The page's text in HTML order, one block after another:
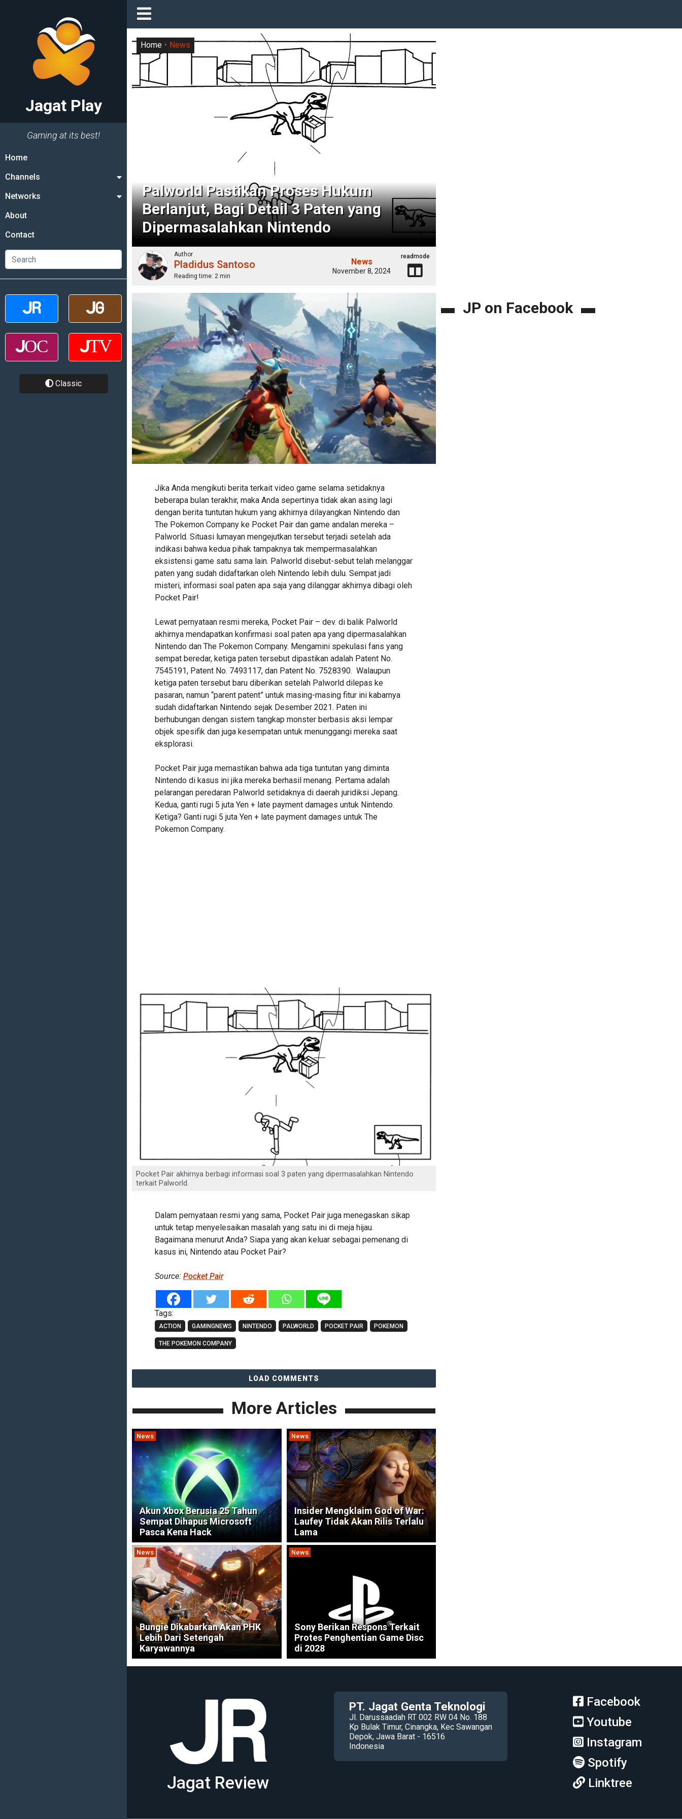
Jagat Play
Gaming at its best!
Home
Channels
Networks
About
Contact
Classic
Palworld Pastikan Proses Hukum
Berlanjut, Bagi Detail 3 Paten yang
Dipermasalahkan Nintendo
Home News
Author
Pladidus Santoso
Reading time: 2 min
News
November 8, 2024
readmode
Jika Anda mengikuti berita terkait video game selama setidaknya
beberapa bulan terakhir, maka Anda sepertinya tidak akan asing lagi
dengan berita tuntutan hukum yang akhirnya dilayangkan Nintendo dan
The Pokemon Company ke Pocket Pair dan game andalan mereka –
Palworld. Situasi lumayan mengejutkan tersebut terjadi setelah ada
indikasi bahwa kedua pihak tampaknya tak mempermasalahkan
eksistensi game satu sama lain. Palworld disebut-sebut telah melanggar
paten yang sudah didaftarkan oleh Nintendo lebih dulu. Sempat jadi
misteri, informasi soal paten apa saja yang dilanggar akhirnya dibagi oleh
Pocket Pair!
Lewat pernyataan resmi mereka, Pocket Pair – dev. di balik Palworld
akhirnya mendapatkan konfirmasi soal paten apa yang dipermasalahkan
Nintendo dan The Pokemon Company. Mengamini spekulasi fans yang
sempat beredar, ketiga paten tersebut dipastikan adalah Patent No.
7545191, Patent No. 7493117, dan Patent No. 7528390. Walaupun
ketiga paten tersebut baru diberikan setelah Palworld dilepas ke
pasaran, namun “parent patent” untuk masing-masing fitur ini kabarnya
sudah didaftarkan Nintendo sejak Desember 2021. Paten ini
berhubungan dengan sistem tangkap monster berbasis aksi lempar
objek spesifik dan juga kesempatan untuk menunggangi mereka saat
eksplorasi.
Pocket Pair juga memastikan bahwa ada tiga tuntutan yang diminta
Nintendo di kasus ini jika mereka berhasil menang. Pertama adalah
pelarangan peredaran Palworld setidaknya di daerah juridiksi Jepang.
Kedua, ganti rugi 5 juta Yen + late payment damages untuk Nintendo.
Ketiga? Ganti rugi 5 juta Yen + late payment damages untuk The
Pokemon Company.
Pocket Pair akhirnya berbagi informasi soal 3 paten yang dipermasalahkan Nintendo
terkait Palworld.
Dalam pernyataan resmi yang sama, Pocket Pair juga menegaskan sikap
untuk tetap menyelesaikan masalah yang satu ini di meja hijau.
Bagaimana menurut Anda? Siapa yang akan keluar sebagai pemenang di
kasus ini, Nintendo atau Pocket Pair?
Source: Pocket Pair
Tags:
ACTION GAMINGNEWS NINTENDO PALWORLD POCKET PAIR POKEMON
THE POKEMON COMPANY
LOAD COMMENTS
More Articles
News
Akun Xbox Berusia 25 Tahun
Sempat Dihapus Microsoft
Pasca Kena Hack
News
Insider Mengklaim God of War:
Laufey Tidak Akan Rilis Terlalu
Lama
News
Bungie Dikabarkan Akan PHK
Lebih Dari Setengah
Karyawannya
News
Sony Berikan Respons Terkait
Protes Penghentian Game Disc
di 2028
JP on Facebook
Jagat Review
PT. Jagat Genta Teknologi
Jl. Darussaadah RT 002 RW 04 No. 188
Kp Bulak Timur, Cinangka, Kec Sawangan
Depok, Jawa Barat - 16516
Indonesia
Facebook
Youtube
Instagram
Spotify
Linktree